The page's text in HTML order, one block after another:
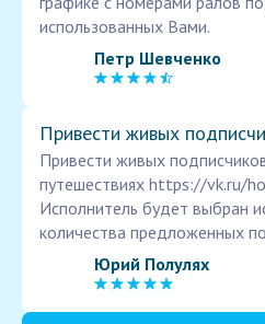
использованных Вами.
Петр Шевченко
Привести живых
Привести живых
путешествиях https://vk.ru/
Исполнитель будет выбран
количества предложенных
Юрий Полулях